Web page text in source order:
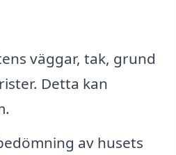
väggar, tak, grund
Detta kan
av husets